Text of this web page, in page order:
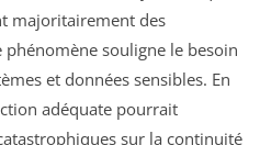
majoritairement des
phénomène souligne le besoin
et données sensibles. En
adéquate pourrait
sur la continuité